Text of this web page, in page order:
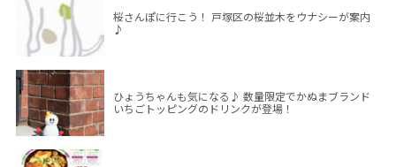
桜さんぽに行こう！ 戸塚区の桜並木をウナシーが案内
♪
ひょうちゃんも気になる♪ 数量限定でかぬまブランド
いちごトッピングのドリンクが登場！